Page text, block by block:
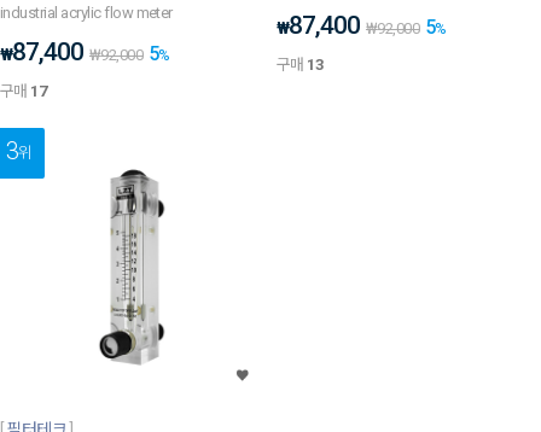
industrial acrylic flow meter
₩87,400 ₩92,000 5%
구매 17
₩87,400 ₩92,000 5%
구매 13
3위